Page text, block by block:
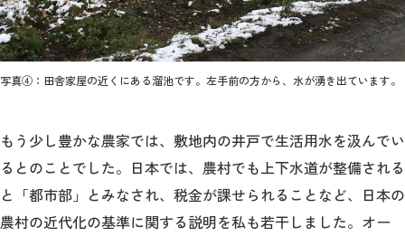
写真④：田舎家屋の近くにある溜池です。左手前の方から、水が湧き出ています。
もう少し豊かな農家では、敷地内の井戸で生活用水を汲んでい
るとのことでした。日本では、農村でも上下水道が整備される
と「都市部」とみなされ、税金が課せられることなど、日本の
農村の近代化の基準に関する説明を私も若干しました。オー